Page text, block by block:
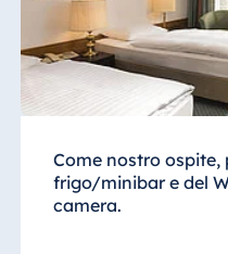
Come nostro
frigo/minibar e del
camera.